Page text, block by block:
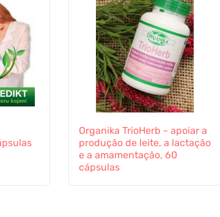
Organika TrioHerb - apoiar a
produção de leite, a lactação
e a amamentação, 60
cápsulas